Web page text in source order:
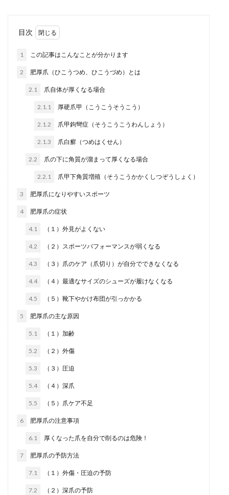
目次
1 この記事はこんなことが分かります
2 肥厚爪（ひこうつめ、ひこうづめ）とは
2.1 爪自体が厚くなる場合
2.1.1 厚硬爪甲（こうこうそうこう）
2.1.2 爪甲鉤彎症（そうこうこうわんしょう）
2.1.3 爪白癬（つめはくせん）
2.2 爪の下に角質が溜まって厚くなる場合
2.2.1 爪甲下角質増殖（そうこうかかくしつぞうしょく）
3 肥厚爪になりやすいスポーツ
4 肥厚爪の症状
4.1 （１）外見がよくない
4.2 （２）スポーツパフォーマンスが弱くなる
4.3 （３）爪のケア（爪切り）が自分でできなくなる
4.4 （４）最適なサイズのシューズが履けなくなる
4.5 （５）靴下やかけ布団が引っかかる
5 肥厚爪の主な原因
5.1 （１）加齢
5.2 （２）外傷
5.3 （３）圧迫
5.4 （４）深爪
5.5 （５）爪ケア不足
6 肥厚爪の注意事項
6.1 厚くなった爪を自分で削るのは危険！
7 肥厚爪の予防方法
7.1 （１）外傷・圧迫の予防
7.2 （２）深爪の予防